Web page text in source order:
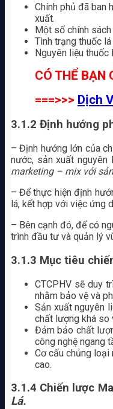
Chính phủ đã ban
xuất.
Một số chính
Tình trạng thuốc
Nguyên liệu thuốc
CÓ THỂ BẠN
===>>> Dịch
3.1.2 Định hướng
– Định hướng lớn của
nước, sản xuất
marketing – mix với
– Để thực hiện định
lá, kết hợp với việc ứng
– Bên cạnh đó, để có
trình đầu tư và quản lý
3.1.3 Mục tiêu
CTCPHV sẽ duy
nhằm bảo vệ và
Sản xuất nguyên
chất lượng khá so
Đảm bảo chất
công nghệ ngang
Cơ cấu chủng loại
cao.
3.1.4 Chiến lược
Lá.